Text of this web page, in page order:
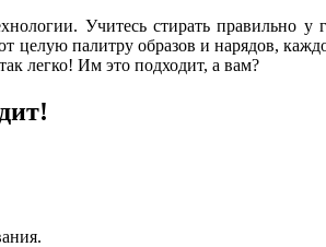
Учитесь стирать правильно у
палитру образов и нарядов,
легко! Им это подходит, а вам?